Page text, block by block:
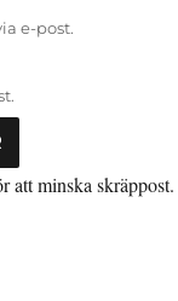
e-post.
att minska skräppost.